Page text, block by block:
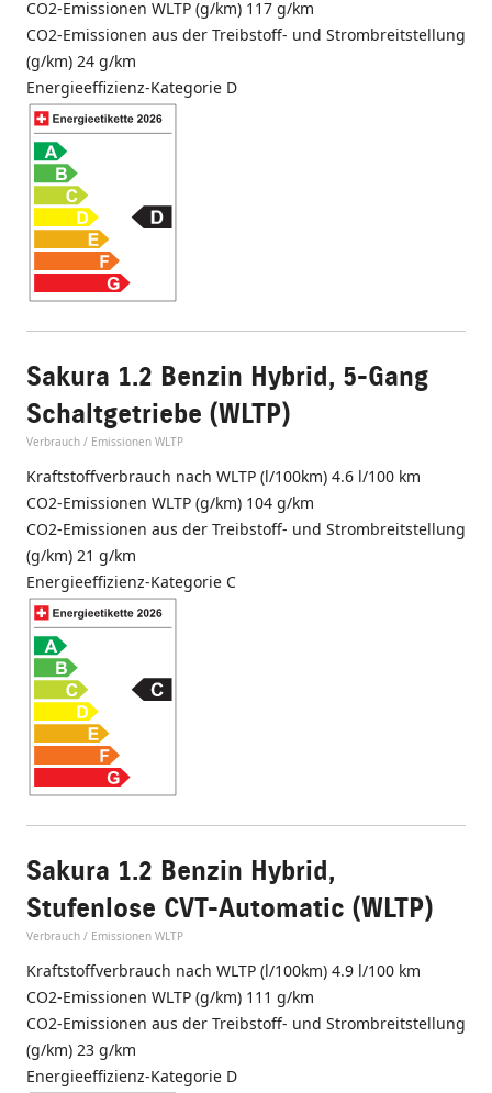
CO2-Emissionen WLTP (g/km) 117 g/km
CO2-Emissionen aus der Treibstoff- und Strombreitstellung
(g/km) 24 g/km
Energieeffizienz-Kategorie D
Sakura 1.2 Benzin Hybrid, 5-Gang
Schaltgetriebe (WLTP)
Verbrauch / Emissionen WLTP
Kraftstoffverbrauch nach WLTP (l/100km) 4.6 l/100 km
CO2-Emissionen WLTP (g/km) 104 g/km
CO2-Emissionen aus der Treibstoff- und Strombreitstellung
(g/km) 21 g/km
Energieeffizienz-Kategorie C
Sakura 1.2 Benzin Hybrid,
Stufenlose CVT-Automatic (WLTP)
Verbrauch / Emissionen WLTP
Kraftstoffverbrauch nach WLTP (l/100km) 4.9 l/100 km
CO2-Emissionen WLTP (g/km) 111 g/km
CO2-Emissionen aus der Treibstoff- und Strombreitstellung
(g/km) 23 g/km
Energieeffizienz-Kategorie D